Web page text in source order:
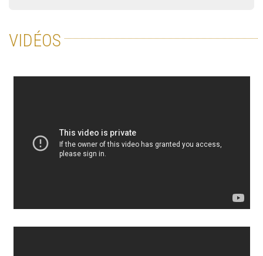
VIDÉOS